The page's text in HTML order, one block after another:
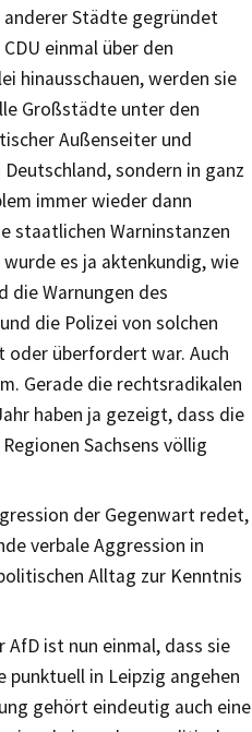
anderer Städte gegründet
einmal über den
hinausschauen, werden sie
Großstädte unter den
Außenseiter und
sondern in ganz
immer wieder dann
staatlichen Warninstanzen
es ja aktenkundig, wie
die Warnungen des
die Polizei von solchen
oder überfordert war. Auch
Gerade die rechtsradikalen
haben ja gezeigt, dass die
Sachsens völlig
der Gegenwart redet,
verbale Aggression in
Alltag zur Kenntnis
AfD ist nun einmal, dass sie
punktuell in Leipzig angehen
gehört eindeutig auch eine